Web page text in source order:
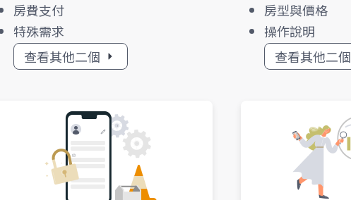
房費支付
特殊需求
查看其他二個
房型與價格
操作說明
查看其他二個